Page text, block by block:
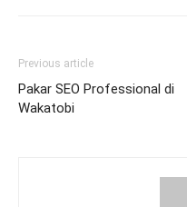
Previous article
Pakar SEO Professional di
Wakatobi